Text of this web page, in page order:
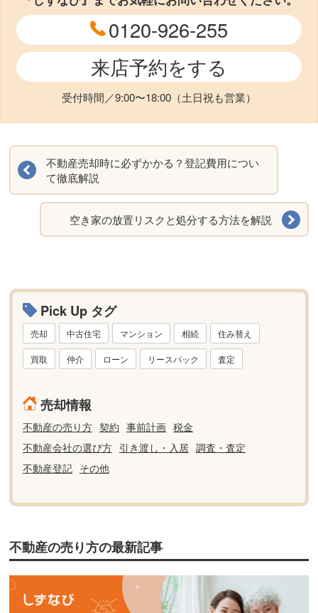
0120-926-255
来店予約をする
受付時間／9:00〜18:00（土日祝も営業）
不動産売却時に必ずかかる？登記費用につい
て徹底解説
空き家の放置リスクと処分する方法を解説
Pick Up タグ
売却 中古住宅 マンション 相続 住み替え
買取 仲介 ローン リースバック 査定
売却情報
不動産の売り方 契約 事前計画 税金
不動産会社の選び方 引き渡し・入居 調査・査定
不動産登記 その他
不動産の売り方の最新記事